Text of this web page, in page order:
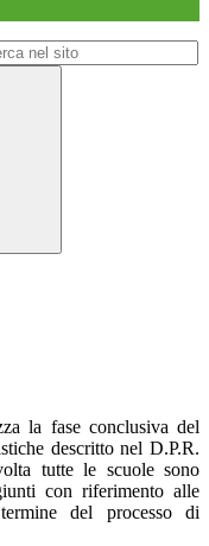
la fase conclusiva del
descritto nel D.P.R.
tutte le scuole sono
con riferimento alle
del processo di